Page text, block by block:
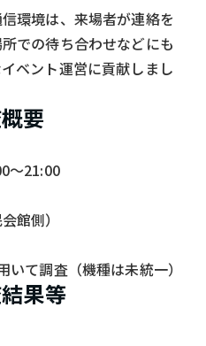
環境は、来場者が連絡を
での待ち合わせなどにも
ベント運営に貢献しまし
要
～21:00
館側）
て調査（機種は未統一）
果等